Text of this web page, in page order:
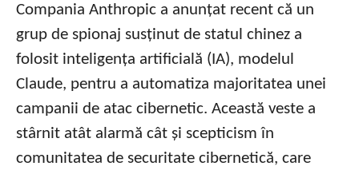
Compania Anthropic a anunțat recent că un
grup de spionaj susținut de statul chinez a
folosit inteligența artificială (IA), modelul
Claude, pentru a automatiza majoritatea unei
campanii de atac cibernetic. Această veste a
stârnit atât alarmă cât și scepticism în
comunitatea de securitate cibernetică, care